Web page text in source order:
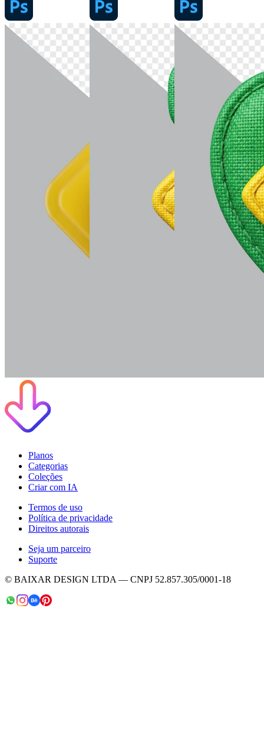
Planos
Categorias
Coleções
Criar com IA
Termos de uso
Política de privacidade
Direitos autorais
Seja um parceiro
Suporte
© BAIXAR DESIGN LTDA — CNPJ 52.857.305/0001-18